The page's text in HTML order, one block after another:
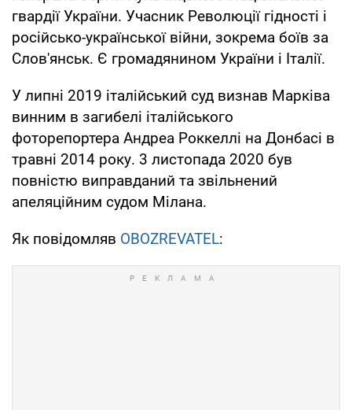
гвардії України. Учасник Революції гідності і
російсько-української війни, зокрема боїв за
Слов'янськ. Є громадянином України і Італії.
У липні 2019 італійський суд визнав Марківа
винним в загибелі італійського
фоторепортера Андреа Роккеллі на Донбасі в
травні 2014 року. 3 листопада 2020 був
повністю виправданий та звільнений
апеляційним судом Мілана.
Як повідомляв OBOZREVATEL: